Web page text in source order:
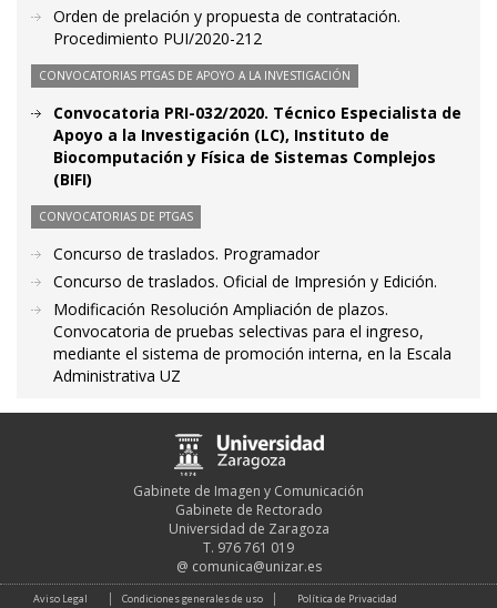
Orden de prelación y propuesta de contratación.
Procedimiento PUI/2020-212
CONVOCATORIAS PTGAS DE APOYO A LA INVESTIGACIÓN
Convocatoria PRI-032/2020. Técnico Especialista de
Apoyo a la Investigación (LC), Instituto de
Biocomputación y Física de Sistemas Complejos
(BIFI)
CONVOCATORIAS DE PTGAS
Concurso de traslados. Programador
Concurso de traslados. Oficial de Impresión y Edición.
Modificación Resolución Ampliación de plazos.
Convocatoria de pruebas selectivas para el ingreso,
mediante el sistema de promoción interna, en la Escala
Administrativa UZ
Gabinete de Imagen y Comunicación
Gabinete de Rectorado
Universidad de Zaragoza
T. 976 761 019
@ comunica@unizar.es
Aviso Legal Condiciones generales de uso Política de Privacidad